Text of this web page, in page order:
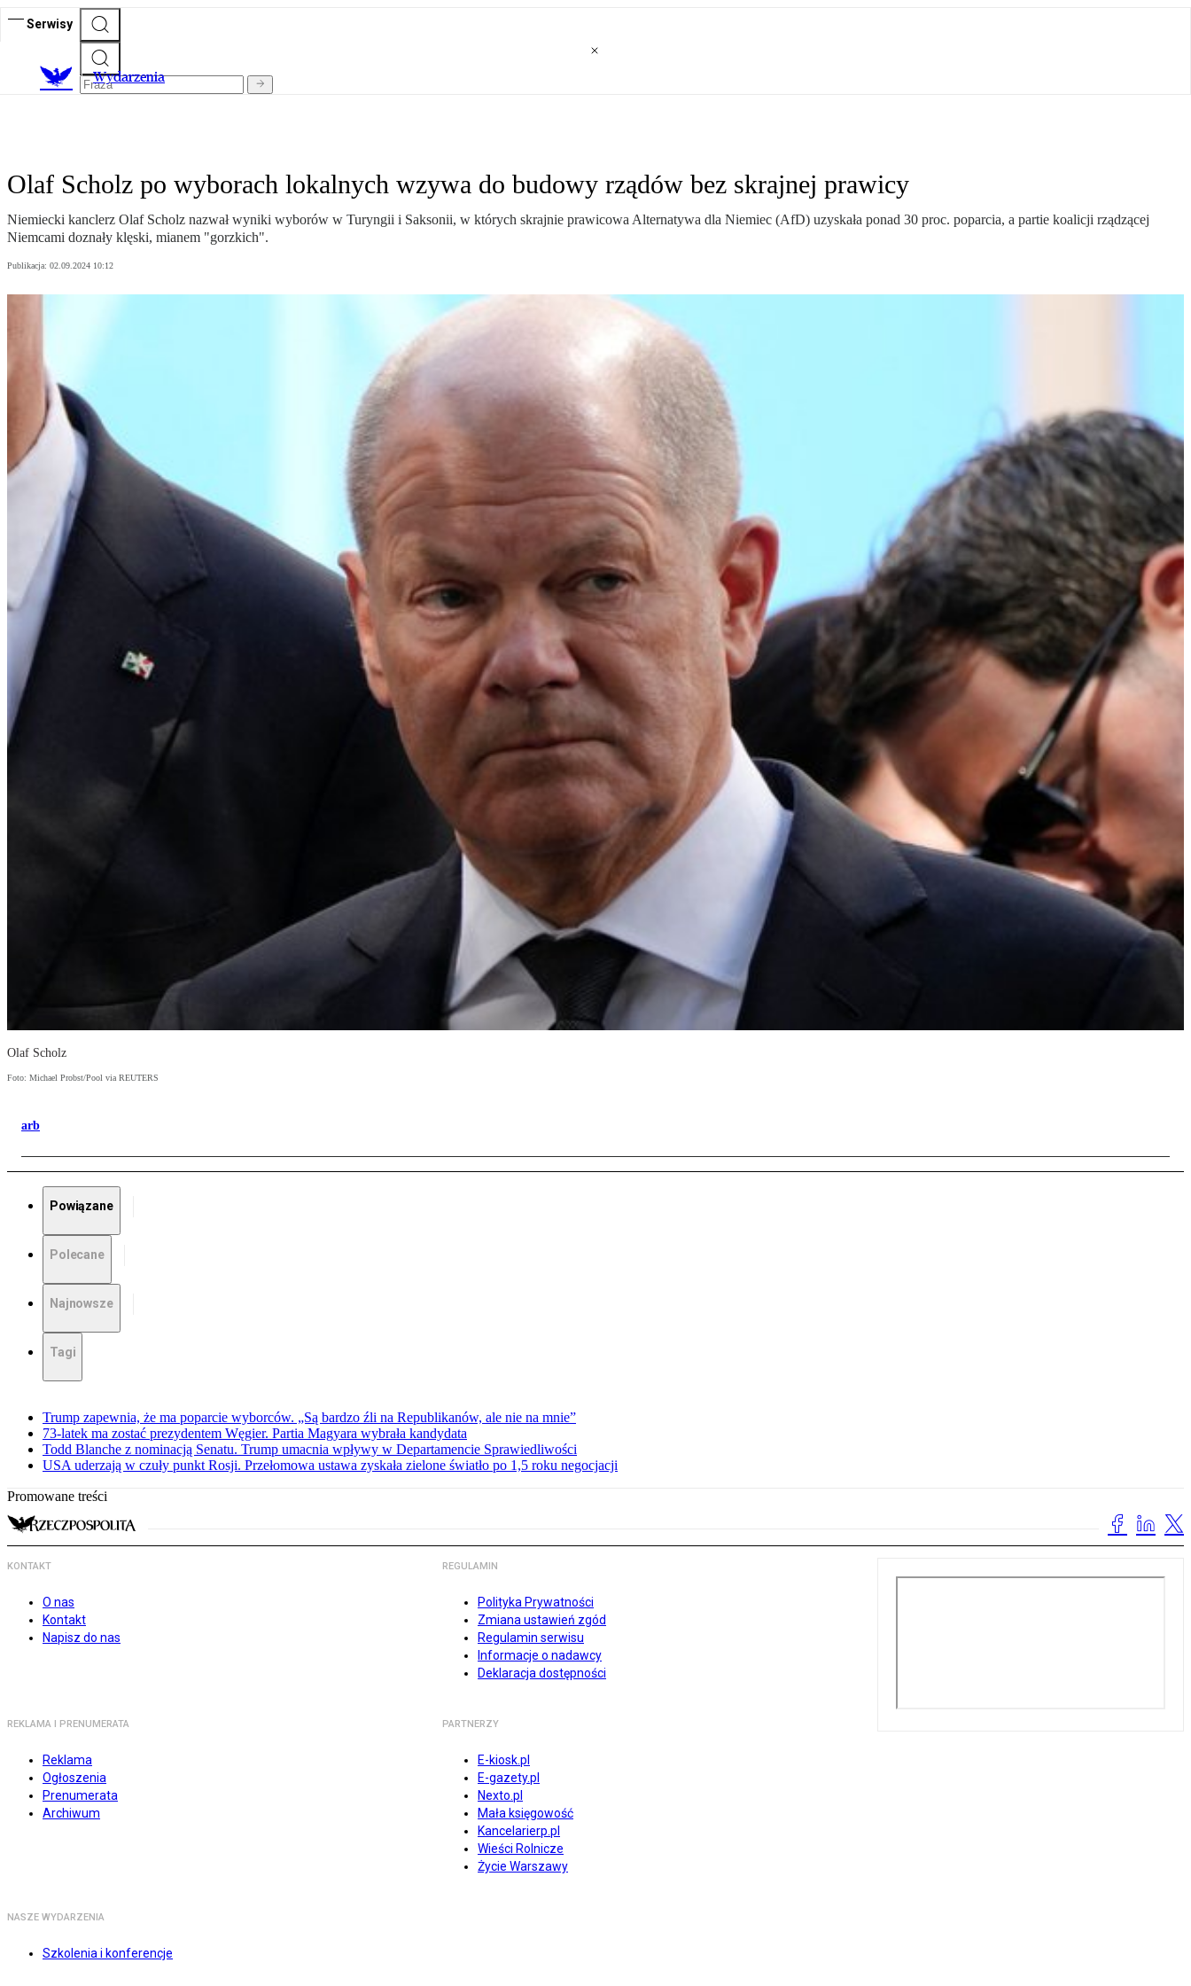
Serwisy
Wydarzenia
Olaf Scholz po wyborach lokalnych wzywa do budowy rządów bez skrajnej prawicy
Niemiecki kanclerz Olaf Scholz nazwał wyniki wyborów w Turyngii i Saksonii, w których skrajnie prawicowa Alternatywa dla Niemiec (AfD) uzyskała ponad 30 proc. poparcia, a partie koalicji rządzącej
Niemcami doznały klęski, mianem "gorzkich".
Publikacja: 02.09.2024 10:12
Olaf Scholz
Foto: Michael Probst/Pool via REUTERS
arb
Powiązane
Polecane
Najnowsze
Tagi
Trump zapewnia, że ma poparcie wyborców. „Są bardzo źli na Republikanów, ale nie na mnie”
73-latek ma zostać prezydentem Węgier. Partia Magyara wybrała kandydata
Todd Blanche z nominacją Senatu. Trump umacnia wpływy w Departamencie Sprawiedliwości
USA uderzają w czuły punkt Rosji. Przełomowa ustawa zyskała zielone światło po 1,5 roku negocjacji
Promowane treści
KONTAKT
O nas
Kontakt
Napisz do nas
REGULAMIN
Polityka Prywatności
Zmiana ustawień zgód
Regulamin serwisu
Informacje o nadawcy
Deklaracja dostępności
REKLAMA I PRENUMERATA
Reklama
Ogłoszenia
Prenumerata
Archiwum
PARTNERZY
E-kiosk.pl
E-gazety.pl
Nexto.pl
Mała księgowość
Kancelarierp.pl
Wieści Rolnicze
Życie Warszawy
NASZE WYDARZENIA
Szkolenia i konferencje